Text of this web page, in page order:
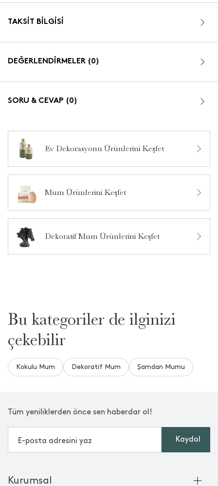
TAKSIT BILGISI
DEĞERLENDİRMELER (0)
SORU & CEVAP (0)
Bu ürün hakkında daha önce hiç soru sorulmamış.
Ürün Hakkında Soru Sor
Ev Dekorasyonu Ürünlerini Keşfet
Mum Ürünlerini Keşfet
Dekoratif Mum Ürünlerini Keşfet
Bu kategoriler de ilginizi
çekebilir
Kokulu Mum Dekoratif Mum Şamdan Mumu
Tüm yeniliklerden önce sen haberdar ol!
Kaydol
Kurumsal